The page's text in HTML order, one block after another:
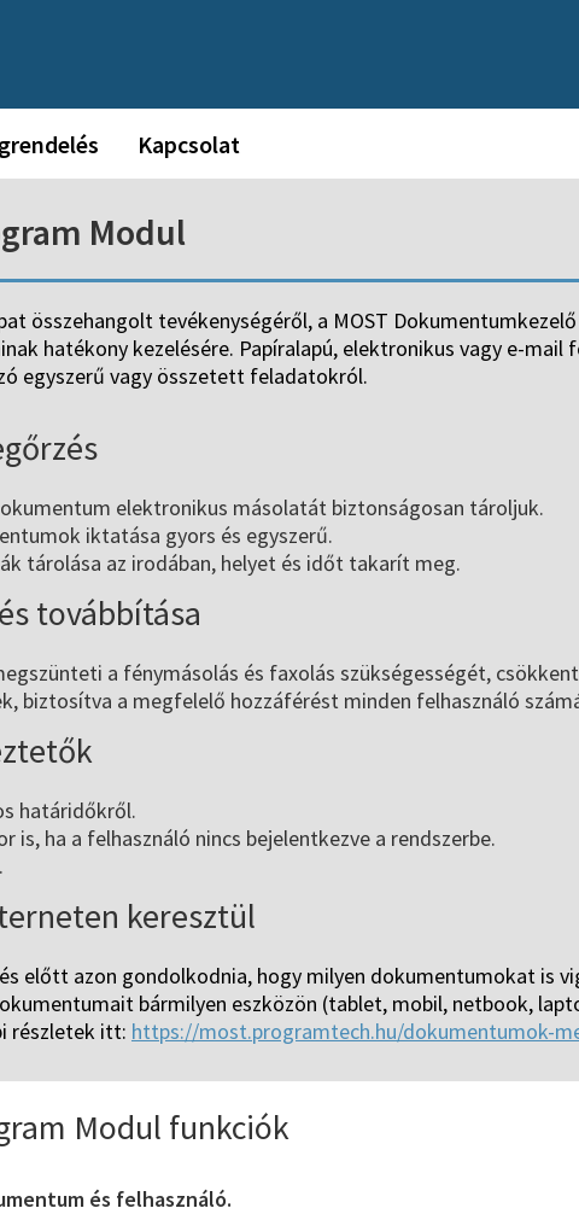
Kapcsolat
Modul
összehangolt tevékenységéről, a MOST
hatékony kezelésére. Papíralapú, elektronikus vagy e-
egyszerű vagy összetett feladatokról.
elektronikus másolatát biztonságosan tároljuk.
iktatása gyors és egyszerű.
tárolása az irodában, helyet és időt takarít meg.
továbbítása
a fénymásolás és faxolás szükségességét,
biztosítva a megfelelő hozzáférést minden felhasználó
határidőkről.
ha a felhasználó nincs bejelentkezve a rendszerbe.
keresztül
előtt azon gondolkodnia, hogy milyen dokumentumokat is
bármilyen eszközön (tablet, mobil, netbook,
részletek itt: https://most.programtech.hu/dokumentumok-
Modul funkciók
és felhasználó.